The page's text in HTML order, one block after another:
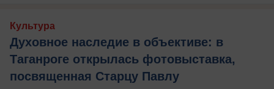
Культура
Духовное наследие в объективе: в
Таганроге открылась фотовыставка,
посвященная Старцу Павлу